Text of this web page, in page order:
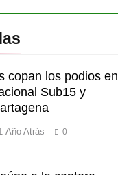
copan los podios en
Sub15 y
Año Atrás 0